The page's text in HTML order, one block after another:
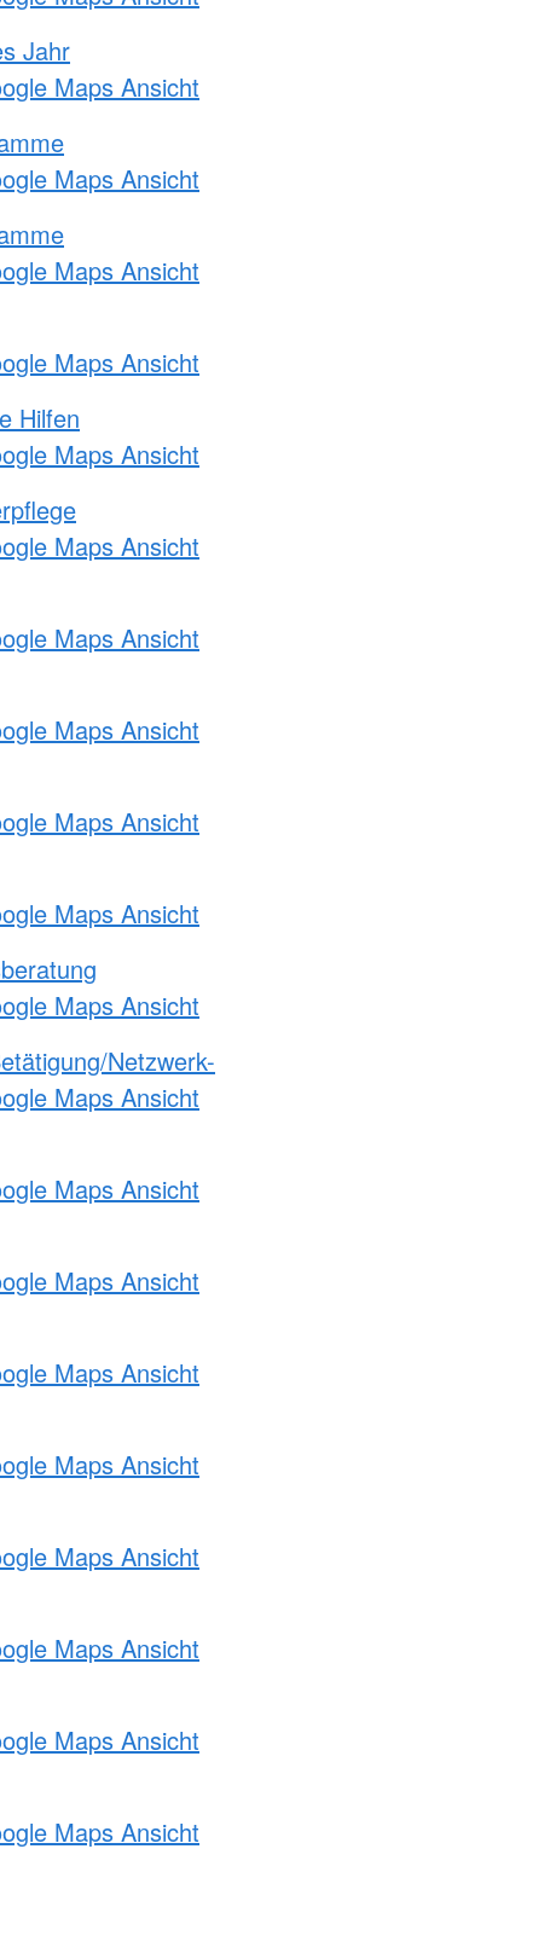
Jahr
Maps Ansicht
Maps Ansicht
Maps Ansicht
Maps Ansicht
Hilfen
Maps Ansicht
Maps Ansicht
Maps Ansicht
Maps Ansicht
Maps Ansicht
Maps Ansicht
Maps Ansicht
Netzwerk-
Maps Ansicht
Maps Ansicht
Maps Ansicht
Maps Ansicht
Maps Ansicht
Maps Ansicht
Maps Ansicht
Maps Ansicht
Maps Ansicht